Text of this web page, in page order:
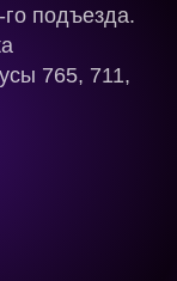
подъезда.
765, 711,